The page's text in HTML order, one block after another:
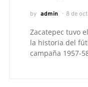
by admin 8 de
Zacatepec tuvo
la historia del
campaña 1957-